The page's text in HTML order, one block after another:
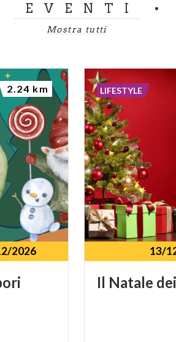
EVENTI
Mostra tutti
2026
2.24 km
13/
Il Natale dei
LIFESTYLE